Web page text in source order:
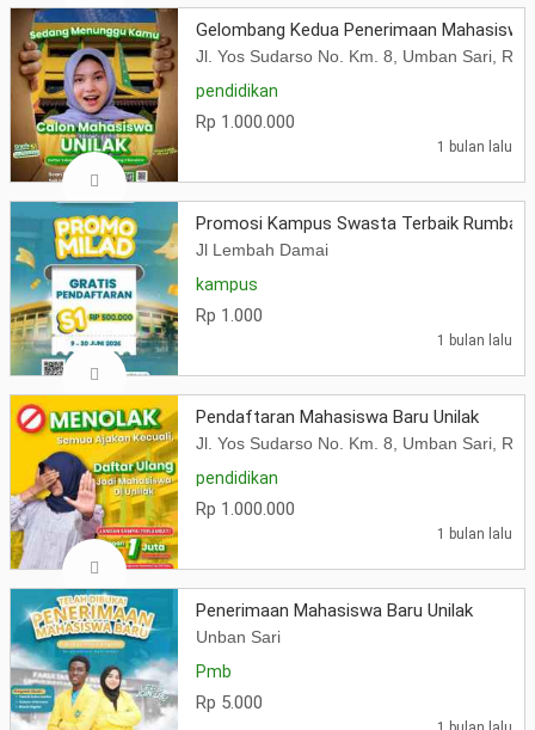
Gelombang Kedua Penerimaan Mahasiswa
Jl. Yos Sudarso No. Km. 8, Umban Sari,
pendidikan
Rp 1.000.000
1 bulan lalu
Promosi Kampus Swasta Terbaik Rumbai
Jl Lembah Damai
kampus
Rp 1.000
1 bulan lalu
Pendaftaran Mahasiswa Baru Unilak
Jl. Yos Sudarso No. Km. 8, Umban Sari,
pendidikan
Rp 1.000.000
1 bulan lalu
Penerimaan Mahasiswa Baru Unilak
Unban Sari
Pmb
Rp 5.000